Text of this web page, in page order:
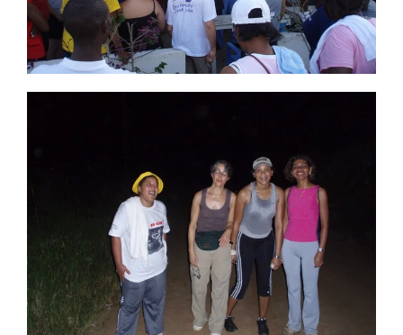
CLIQUEZ POUR VISUALISER